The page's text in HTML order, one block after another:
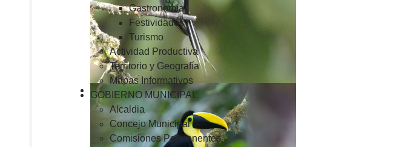
Gastronomía
Festividades
Turismo
Actividad Productiva
Territorio y Geografía
Mapas Informativos
GOBIERNO MUNICIPAL
Alcaldia
Concejo Municipal
Comisiones Permanentes